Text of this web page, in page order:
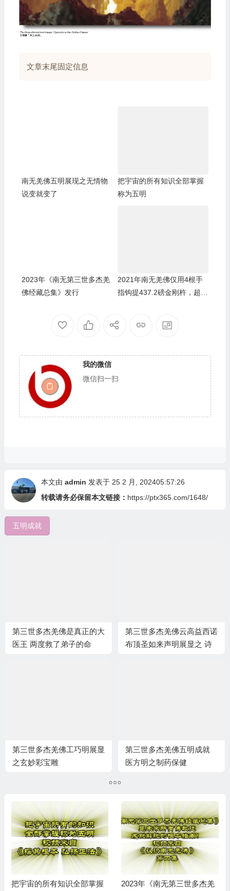
文章末尾固定信息
南无羌佛五明展现之无情物
说变就变了
把宇宙的所有知识全部掌握
称为五明
2023年《南无第三世多杰羌
佛经藏总集》发行
2021年南无羌佛仅用4根手
指钩提437.2磅金刚杵，超越
我的微信
微信扫一扫
本文由 admin 发表于 25 2 月, 202405:57:26
转载请务必保留本文链接： https://ptx365.com/1648/
五明成就
第三世多杰羌佛是真正的大
医王 两度救了弟子的命
第三世多杰羌佛云高益西诺
布顶圣如来声明展显之 诗
第三世多杰羌佛工巧明展显
之玄妙彩宝雕
第三世多杰羌佛五明成就
医方明之制药保健
把宇宙的所有知识全部掌握
2023年《南无第三世多杰羌